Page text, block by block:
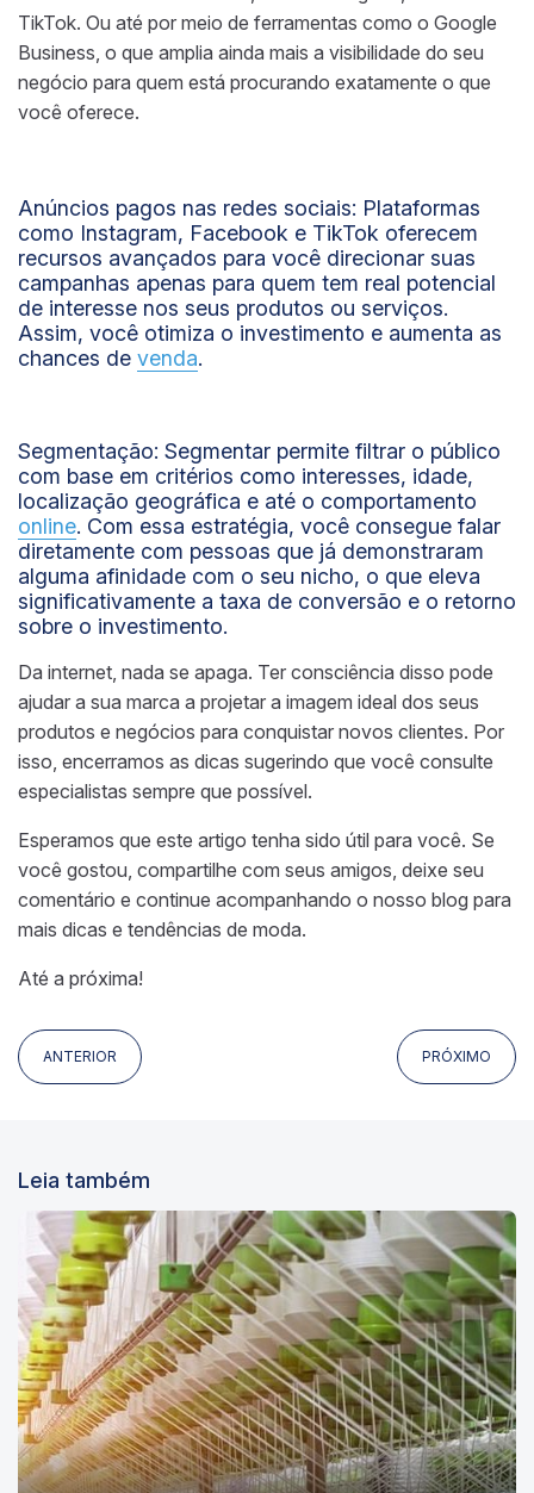
TikTok. Ou até por meio de ferramentas como o Google
Business, o que amplia ainda mais a visibilidade do seu
negócio para quem está procurando exatamente o que
você oferece.
Anúncios pagos nas redes sociais: Plataformas
como Instagram, Facebook e TikTok oferecem
recursos avançados para você direcionar suas
campanhas apenas para quem tem real potencial
de interesse nos seus produtos ou serviços.
Assim, você otimiza o investimento e aumenta as
chances de venda.
Segmentação: Segmentar permite filtrar o público
com base em critérios como interesses, idade,
localização geográfica e até o comportamento
online. Com essa estratégia, você consegue falar
diretamente com pessoas que já demonstraram
alguma afinidade com o seu nicho, o que eleva
significativamente a taxa de conversão e o retorno
sobre o investimento.
Da internet, nada se apaga. Ter consciência disso pode
ajudar a sua marca a projetar a imagem ideal dos seus
produtos e negócios para conquistar novos clientes. Por
isso, encerramos as dicas sugerindo que você consulte
especialistas sempre que possível.
Esperamos que este artigo tenha sido útil para você. Se
você gostou, compartilhe com seus amigos, deixe seu
comentário e continue acompanhando o nosso blog para
mais dicas e tendências de moda.
Até a próxima!
ANTERIOR PRÓXIMO
Leia também